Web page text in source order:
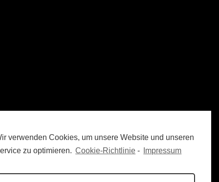
verwenden Cookies, um unsere Website und unseren
zu optimieren. Cookie-Richtlinie - Impressum